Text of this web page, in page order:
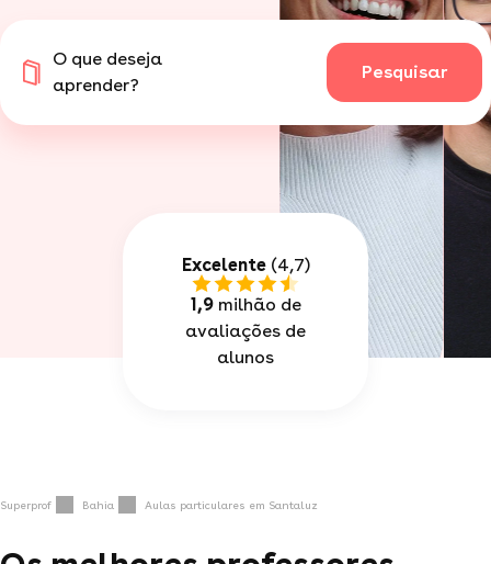
O que deseja
aprender?
Pesquisar
Excelente(4,7)
1,9milhão de
avaliações de
alunos
Superprof Bahia Aulas particulares em Santaluz